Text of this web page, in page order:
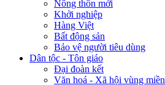
Nông thôn mới
Khởi nghiệp
Hàng Việt
Bất động sản
Bảo vệ người tiêu dùng
Dân tộc - Tôn giáo
Đại đoàn kết
Văn hoá - Xã hội vùng miền